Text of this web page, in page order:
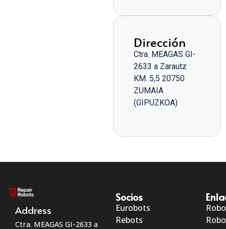
Dirección
Ctra. MEAGAS GI-
2633 a Zarautz
KM. 5,5 20750
ZUMAIA
(GIPUZKOA)
Address
Ctra. MEAGAS GI-2633 a
Socios
Eurobots
Rebots